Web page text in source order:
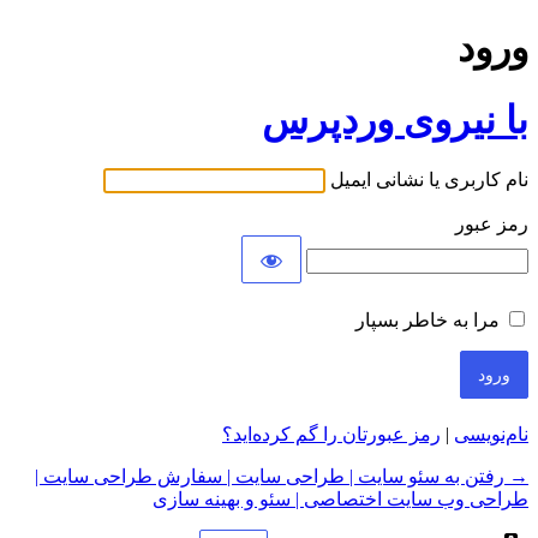
ورود
با نیروی وردپرس
نام کاربری یا نشانی ایمیل
رمز عبور
مرا به خاطر بسپار
نام‌نویسی | رمز عبورتان را گم کرده‌اید؟
→ رفتن به سئو سایت | طراحی سایت | سفارش طراحی سایت |
طراحی وب سایت اختصاصی | سئو و بهینه سازی